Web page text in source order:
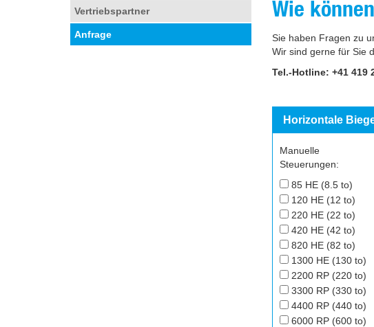
Vertriebspartner
Anfrage
Wie
Sie haben Fragen zu
Wir sind gerne für Sie
Tel.-Hotline: +41 419
Horizontale
Manuelle
Steuerungen:
85 HE (8.5 to)
120 HE (12 to)
220 HE (22 to)
420 HE (42 to)
820 HE (82 to)
1300 HE (130 to)
2200 RP (220 to)
3300 RP (330 to)
4400 RP (440 to)
6000 RP (600 to)